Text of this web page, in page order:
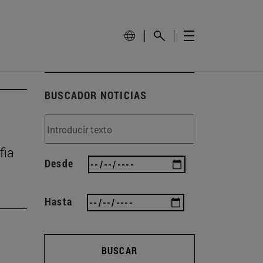
BUSCADOR NOTICIAS
Desde
Hasta
BUSCAR